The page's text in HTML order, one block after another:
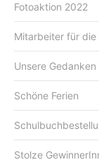
Fotoaktion 2022
Mitarbeiter für die
Unsere
Schöne Ferien
Stolze